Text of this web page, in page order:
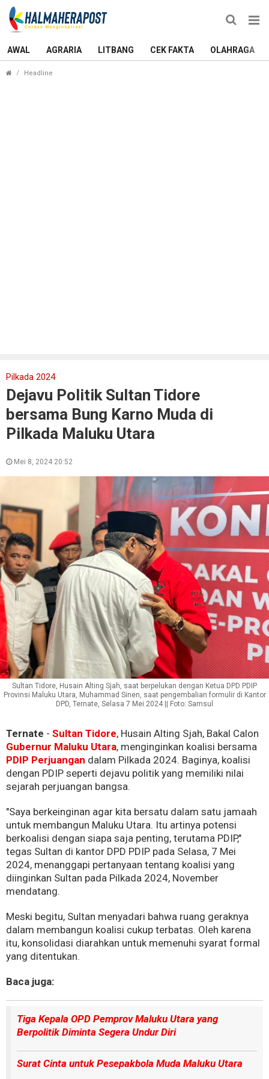
AWAL AGRARIA LITBANG CEK FAKTA OLAHRAGA
Headline
Pilkada 2024
Dejavu Politik Sultan Tidore
bersama Bung Karno Muda di
Pilkada Maluku Utara
Mei 8, 2024 20:52
Sultan Tidore, Husain Alting Sjah, saat berpelukan dengan Ketua DPD PDIP
Provinsi Maluku Utara, Muhammad Sinen, saat pengembalian formulir di Kantor
DPD, Ternate, Selasa 7 Mei 2024 || Foto: Samsul
Ternate - Sultan Tidore, Husain Alting Sjah, Bakal Calon
Gubernur Maluku Utara, menginginkan koalisi bersama
PDIP Perjuangan dalam Pilkada 2024. Baginya, koalisi
dengan PDIP seperti dejavu politik yang memiliki nilai
sejarah perjuangan bangsa.
"Saya berkeinginan agar kita bersatu dalam satu jamaah
untuk membangun Maluku Utara. Itu artinya potensi
berkoalisi dengan siapa saja penting, terutama PDIP,"
tegas Sultan di kantor DPD PDIP pada Selasa, 7 Mei
2024, menanggapi pertanyaan tentang koalisi yang
diinginkan Sultan pada Pilkada 2024, November
mendatang.
Meski begitu, Sultan menyadari bahwa ruang geraknya
dalam membangun koalisi cukup terbatas. Oleh karena
itu, konsolidasi diarahkan untuk memenuhi syarat formal
yang ditentukan.
Baca juga:
Tiga Kepala OPD Pemprov Maluku Utara yang
Berpolitik Diminta Segera Undur Diri
Surat Cinta untuk Pesepakbola Muda Maluku Utara